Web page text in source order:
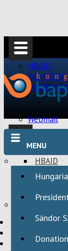
HBAID
DOMESTIC
Webmail
HBAID
HBAID
MENU
Sándor
Donation